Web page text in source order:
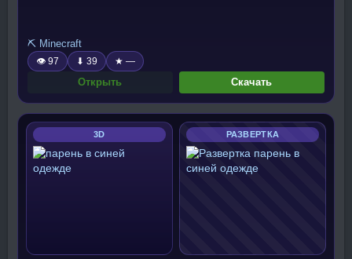
⛏️ Minecraft
👁 97 ⬇ 39 ★ —
Открыть Скачать
3D РАЗВЕРТКА